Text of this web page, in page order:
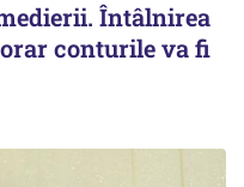
Întâlnirea
conturile va fi